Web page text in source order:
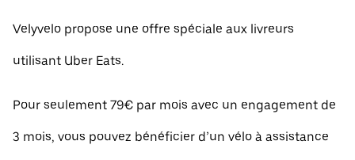
Velyvelo propose une offre spéciale aux livreurs
utilisant Uber Eats.
Pour seulement 79€ par mois avec un engagement de
3 mois, vous pouvez bénéficier d’un vélo à assistance